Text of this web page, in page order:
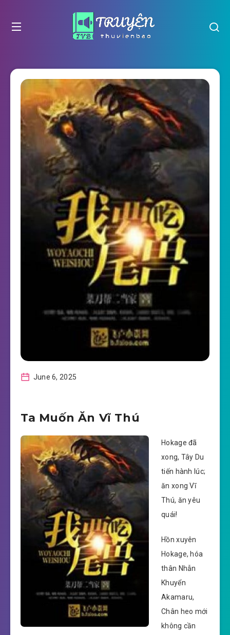
June 6, 2025
Ta Muốn Ăn Vĩ Thú
Hokage đã
xong, Tây Du
tiến hành lúc;
ăn xong Vĩ
Thú, ăn yêu
quái!
Hồn xuyên
Hokage, hóa
thân Nhẫn
Khuyển
Akamaru,
Chân heo mới
không cần